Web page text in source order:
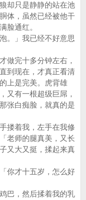
却只是静静的站在池
体，虽然已经被他干
脸通红。
。」我已经不好意思
做完十多分钟左右，
到现在，才真正看清
上是完美。虎背雄
又有一根超级巨屌，
张白痴脸，就真的是
搂着我，左手在我修
老师的腿真美，又长
又大又挺，揉起来真
你才十五岁，怎么好
巴，然后揉着我的乳